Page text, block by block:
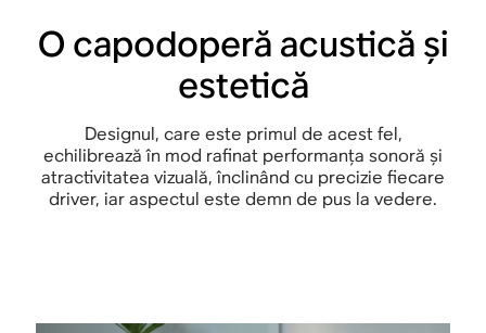
O capodoperă acustică și
estetică
Designul, care este primul de acest fel,
echilibrează în mod rafinat performanța sonoră și
atractivitatea vizuală, înclinând cu precizie fiecare
driver, iar aspectul este demn de pus la vedere.